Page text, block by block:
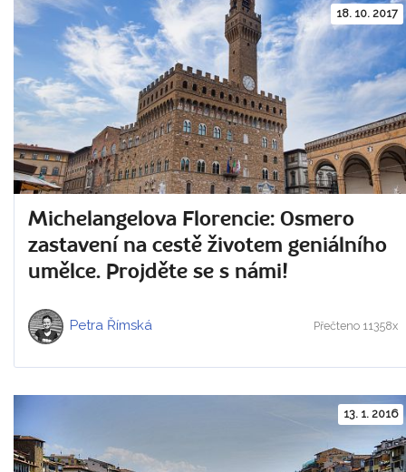
18. 10. 2017
Michelangelova Florencie: Osmero
zastavení na cestě životem geniálního
umělce. Projděte se s námi!
Petra Římská Přečteno 11358x
13. 1. 2016